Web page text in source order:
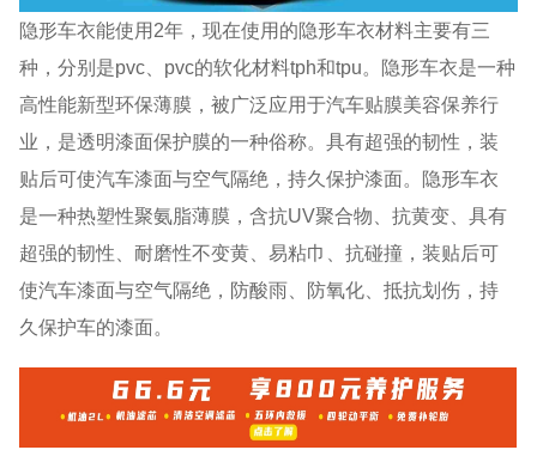
隐形车衣能使用2年，现在使用的隐形车衣材料主要有三
种，分别是pvc、pvc的软化材料tph和tpu。隐形车衣是一种
高性能新型环保薄膜，被广泛应用于汽车贴膜美容保养行
业，是透明漆面保护膜的一种俗称。具有超强的韧性，装
贴后可使汽车漆面与空气隔绝，持久保护漆面。隐形车衣
是一种热塑性聚氨脂薄膜，含抗UV聚合物、抗黄变、具有
超强的韧性、耐磨性不变黄、易粘巾、抗碰撞，装贴后可
使汽车漆面与空气隔绝，防酸雨、防氧化、抵抗划伤，持
久保护车的漆面。